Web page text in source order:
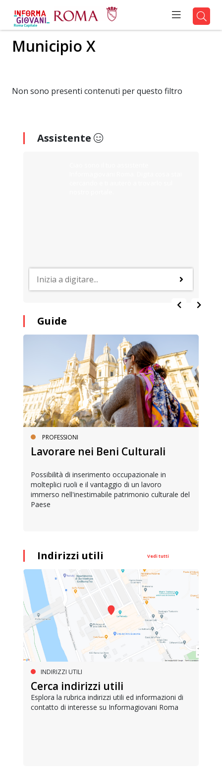
Municipio X
Non sono presenti contenuti per questo filtro
Assistente
Guide
PROFESSIONI
Lavorare nei Beni Culturali
Possibilità di inserimento occupazionale in
molteplici ruoli e il vantaggio di un lavoro
immerso nell'inestimabile patrimonio culturale del
Paese
Indirizzi utili Vedi tutti
INDIRIZZI UTILI
Cerca indirizzi utili
Esplora la rubrica indirizzi utili ed informazioni di
contatto di interesse su Informagiovani Roma